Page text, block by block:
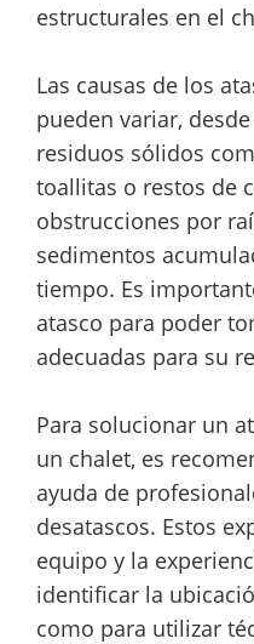
estructurales en el
Las causas de los
pueden variar,
residuos sólidos
toallitas o restos de
obstrucciones por
sedimentos
tiempo. Es
atasco para poder
adecuadas para su
Para solucionar un
un chalet, es
ayuda de
desatascos. Estos
equipo y la
identificar la
como para utilizar